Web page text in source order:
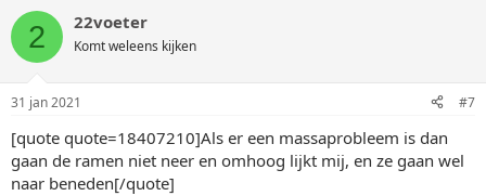
2 22voeter
Komt weleens kijken
31 jan 2021 #7
[quote quote=18407210]Als er een massaprobleem is dan
gaan de ramen niet neer en omhoog lijkt mij, en ze gaan wel
naar beneden[/quote]